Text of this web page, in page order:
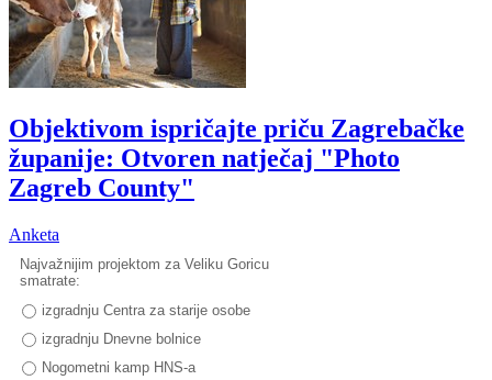
Objektivom ispričajte priču Zagrebačke
županije: Otvoren natječaj "Photo
Zagreb County"
Anketa
Najvažnijim projektom za Veliku Goricu
smatrate:
izgradnju Centra za starije osobe
izgradnju Dnevne bolnice
Nogometni kamp HNS-a